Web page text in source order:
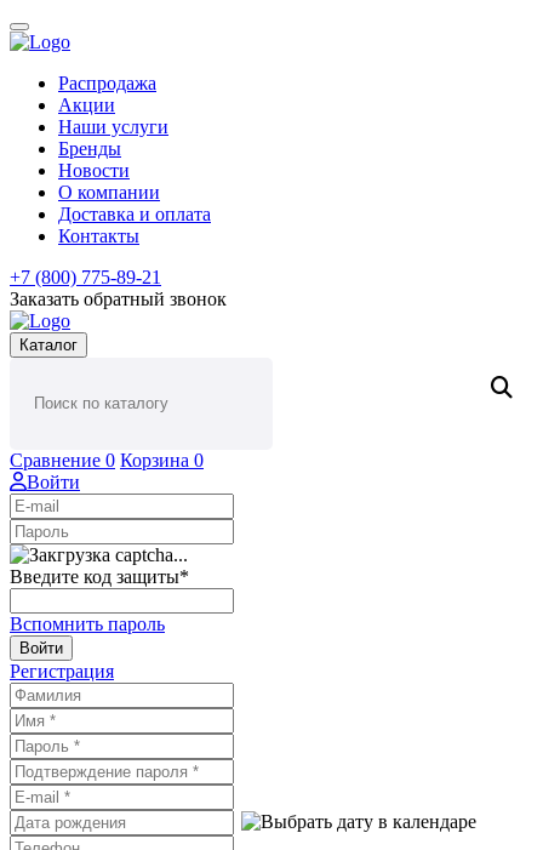
Распродажа
Акции
Наши услуги
Бренды
Новости
О компании
Доставка и оплата
Контакты
+7 (800) 775-89-21
Заказать обратный звонок
Каталог
Сравнение 0 Корзина 0
Войти
Введите код защиты*
Вспомнить пароль
Войти
Регистрация